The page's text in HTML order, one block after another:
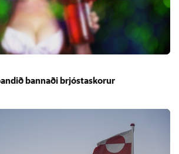
bann­aði brjósta­skor­ur